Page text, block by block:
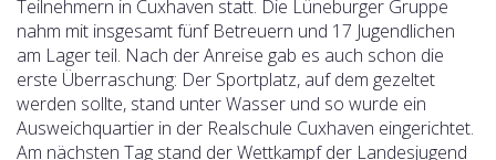
Teilnehmern in Cuxhaven statt. Die Lüneburger Gruppe
nahm mit insgesamt fünf Betreuern und 17 Jugendlichen
am Lager teil. Nach der Anreise gab es auch schon die
erste Überraschung: Der Sportplatz, auf dem gezeltet
werden sollte, stand unter Wasser und so wurde ein
Ausweichquartier in der Realschule Cuxhaven eingerichtet.
Am nächsten Tag stand der Wettkampf der Landesjugend